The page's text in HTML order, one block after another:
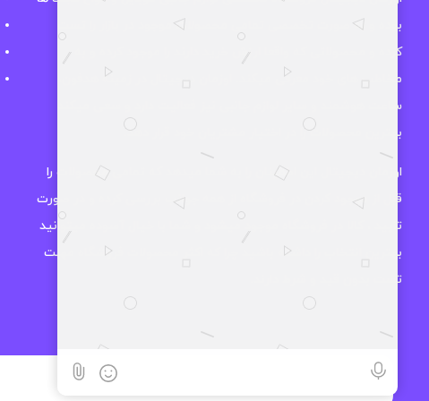
بوده و به صورت تخصصی تمامی محصولات موجود در بازار را تست
کرده و محصولاتی که واقعا ارزش خرید دارند را موجود کرده و به
مخاطب های خود معرفی میکند. اوزمان دیجیتال در زمینه هدفون،
ساعت هوشمند و سایر لوازم جانبی نیز فعالیت دارد و سعی میکند
بهترین محصولات را در اختیار مشتریان خود قرار دهد.
اوزمان دیجیتال این اطمینان را به شما میدهد که تمامی محصولات را
قبل از موجود کردن در فروشگاه از همه جوانب بررسی کرده و در صورت
تایید ، کالا در فروشگاه موجود میشود و شما با خیال آسوده میتوانید
بهترین انتخاب را داشته باشید چرا که اکثر محصولات فروشگاه مهلت
تست بدون قید و شرط دارند.